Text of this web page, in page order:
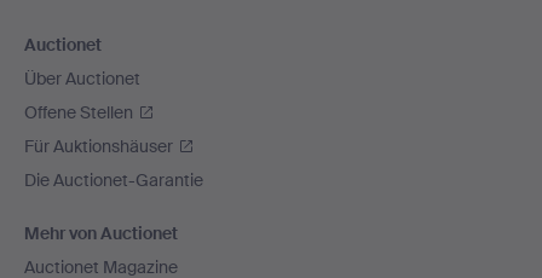
Auctionet
Über Auctionet
Offene Stellen
Für Auktionshäuser
Die Auctionet-Garantie
Mehr von Auctionet
Auctionet Magazine